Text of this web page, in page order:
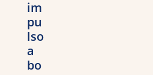
im
pu
lso
a
bo